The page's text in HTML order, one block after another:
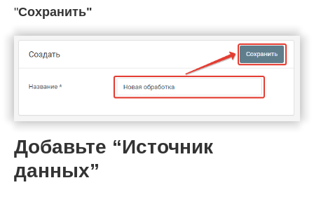
"Cохранить"
Добавьте “Источник
данных”